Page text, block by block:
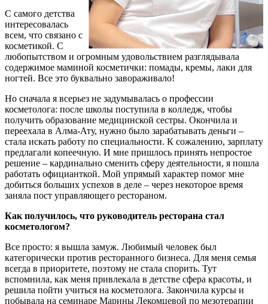
С самого детства
интересовалась
всем, что связано с
косметикой. С
любопытством и огромным удовольствием разглядывала
содержимое маминой косметички: помады, кремы, лаки для
ногтей. Все это буквально завораживало!
Но сначала я всерьез не задумывалась о профессии
косметолога: после школы поступила в колледж, чтобы
получить образование медицинской сестры. Окончила и
переехала в Алма-Ату, нужно было зарабатывать деньги –
стала искать работу по специальности. К сожалению, зарплату
предлагали копеечную. И мне пришлось принять непростое
решение – кардинально сменить сферу деятельности, я пошла
работать официанткой. Мой упрямый характер помог мне
добиться больших успехов в деле – через некоторое время
заняла пост управляющего рестораном.
Как получилось, что руководитель ресторана стал
косметологом?
Все просто: я вышла замуж. Любимый человек был
категорически против ресторанного бизнеса. Для меня семья
всегда в приоритете, поэтому не стала спорить. Тут
вспомнила, как меня привлекала в детстве сфера красоты, и
решила пойти учиться на косметолога. Закончила курсы и
побывала на семинаре Марины Лекомцевой по мезотерапии